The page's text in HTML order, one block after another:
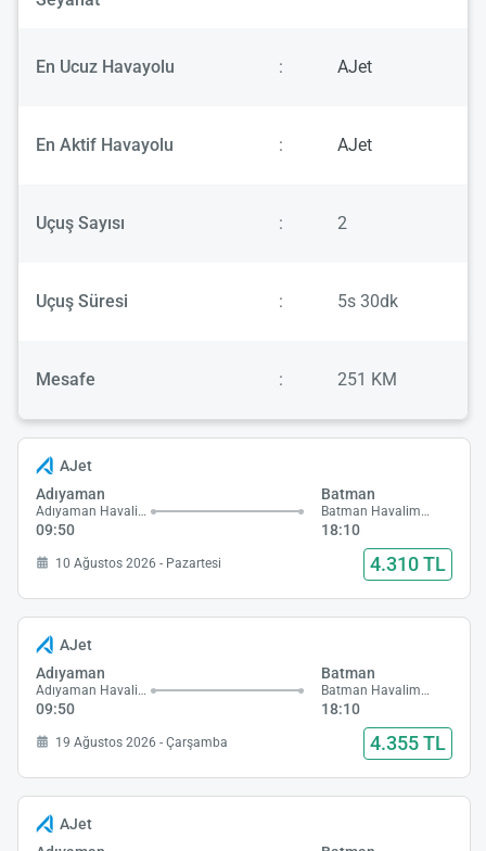
En Ucuz Havayolu : AJet
En Aktif Havayolu : AJet
Uçuş Sayısı : 2
Uçuş Süresi : 5s 30dk
Mesafe : 251 KM
AJet
Adıyaman
Adıyaman Havalimanı
09:50
Batman
Batman Havalimanı
18:10
10 Ağustos 2026 - Pazartesi 4.310 TL
AJet
Adıyaman
Adıyaman Havalimanı
09:50
Batman
Batman Havalimanı
18:10
19 Ağustos 2026 - Çarşamba 4.355 TL
AJet